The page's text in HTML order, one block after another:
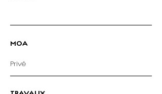
MOA
Privé
TRAVAUX